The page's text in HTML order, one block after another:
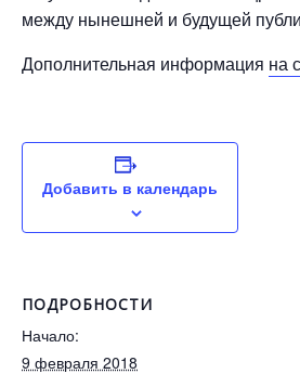
между нынешней и будущей
Дополнительная информация на
Добавить в календарь
ПОДРОБНОСТИ
Начало:
9 февраля 2018